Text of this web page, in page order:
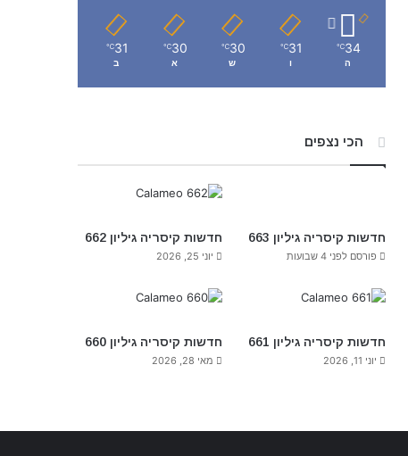
34
℃
ה
31
℃
ו
30
℃
ש
30
℃
א
31
℃
ב
הכי נצפים
חדשות קיסריה גיליון 663
פורסם לפני 4 שבועות
חדשות קיסריה גיליון 662
יוני 25, 2026
חדשות קיסריה גיליון 661
יוני 11, 2026
חדשות קיסריה גיליון 660
מאי 28, 2026